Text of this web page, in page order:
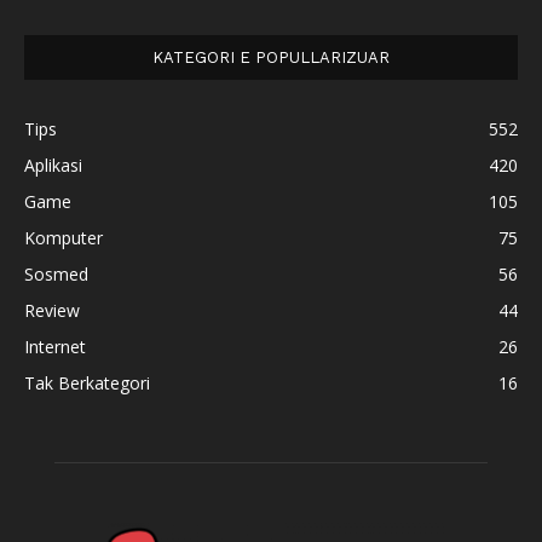
KATEGORI E POPULLARIZUAR
Tips
552
Aplikasi
420
Game
105
Komputer
75
Sosmed
56
Review
44
Internet
26
Tak Berkategori
16